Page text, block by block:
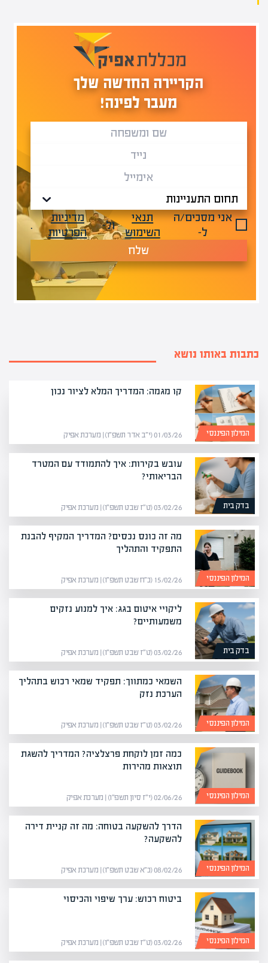
הקריירה החדשה שלך
מעבר לפינה!
אני מסכים/ה
ל-
תנאי
השימוש
ול-
מדיניות
הפרטיות
.
שלח
כתבות באותו נושא
המילון הפיננסי
קו מגמה: המדריך המלא לציור נכון
01/03/26 (י״ב אדר תשפ״ו) | מערכת אפיק
בדק בית
עובש בקירות: איך להתמודד עם המטרד
הבריאותי?
03/02/26 (ט״ז שבט תשפ״ו) | מערכת אפיק
המילון הפיננסי
מה זה כונס נכסים? המדריך המקיף להבנת
התפקיד והתהליך
15/02/26 (כ״ח שבט תשפ״ו) | מערכת אפיק
בדק בית
ליקויי איטום בגג: איך למנוע נזקים
משמעותיים?
03/02/26 (ט״ז שבט תשפ״ו) | מערכת אפיק
המילון הפיננסי
השמאי כמתווך: תפקיד שמאי רכוש בתהליך
הערכת נזק
03/02/26 (ט״ז שבט תשפ״ו) | מערכת אפיק
המילון הפיננסי
כמה זמן לוקחת פרצלציה? המדריך להשגת
תוצאות מהירות
02/06/26 (י״ז סיון תשפ״ו) | מערכת אפיק
המילון הפיננסי
הדרך להשקעה בטוחה: מה זה קניית דירה
להשקעה?
08/02/26 (כ״א שבט תשפ״ו) | מערכת אפיק
המילון הפיננסי
ביטוח רכוש: ערך שיפוי והכיסוי
03/02/26 (ט״ז שבט תשפ״ו) | מערכת אפיק